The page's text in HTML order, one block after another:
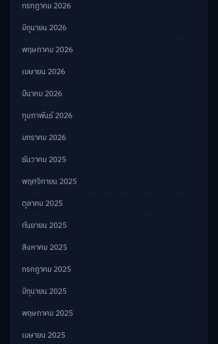
กรกฎาคม 2026
มิถุนายน 2026
พฤษภาคม 2026
เมษายน 2026
มีนาคม 2026
กุมภาพันธ์ 2026
มกราคม 2026
ธันวาคม 2025
พฤศจิกายน 2025
ตุลาคม 2025
กันยายน 2025
สิงหาคม 2025
กรกฎาคม 2025
มิถุนายน 2025
พฤษภาคม 2025
เมษายน 2025